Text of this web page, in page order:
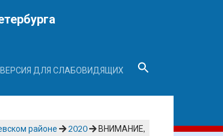
ВЕРСИЯ ДЛЯ СЛАБОВИДЯЩИХ
районе 2020
ВНИМАНИЕ,